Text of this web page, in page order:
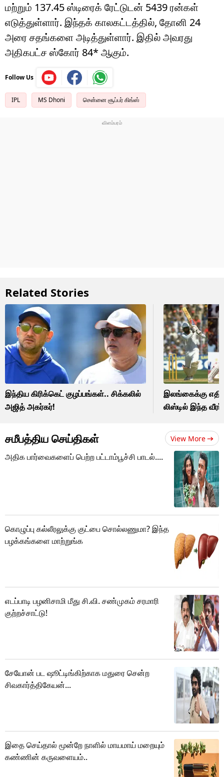
மற்றும் 137.45 ஸ்டிரைக் ரேட்டுடன் 5439 ரன்கள்
எடுத்துள்ளார். இந்தக் காலகட்டத்தில், தோனி 24
அரை சதங்களை அடித்துள்ளார். இதில் அவரது
அதிகபட்ச ஸ்கோர் 84* ஆகும்.
Follow Us
IPL MS Dhoni சென்னை சூப்பர் கிங்ஸ்
Related Stories
இந்திய கிரிக்கெட் குழப்பங்கள்.. சிக்கலில்
அஜித் அகர்கர்!
இலங்கைக்கு
லிஸ்டில் இந்த வீரர்
சமீபத்திய செய்திகள் View More
அதிக பார்வைகளைப் பெற்ற பட்டாம்பூச்சி பாடல்....
கொழுப்பு கல்லீரலுக்கு குட்பை சொல்லணுமா? இந்த
பழக்கங்களை மாற்றுங்க
எடப்பாடி பழனிசாமி மீது சி.வி. சண்முகம் சரமாரி
குற்றச்சாட்டு!
சேயோன் பட ஷூட்டிங்கிற்காக மதுரை சென்ற
சிவகார்த்திகேயன்...
இதை செய்தால் மூன்றே நாளில் மாயமாய் மறையும்
கண்ணின் கருவளையம்..